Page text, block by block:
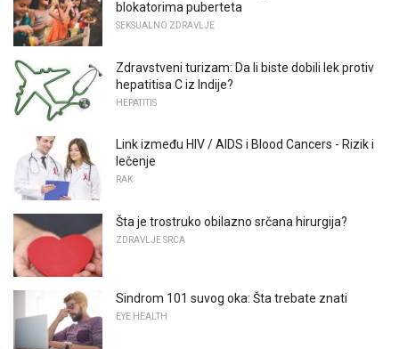
blokatorima puberteta
SEKSUALNO ZDRAVLJE
Zdravstveni turizam: Da li biste dobili lek protiv
hepatitisa C iz Indije?
HEPATITIS
Link između HIV / AIDS i Blood Cancers - Rizik i
lečenje
RAK
Šta je trostruko obilazno srčana hirurgija?
ZDRAVLJE SRCA
Sindrom 101 suvog oka: Šta trebate znati
EYE HEALTH